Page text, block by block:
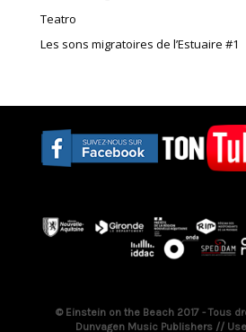
Teatro
Les sons migratoires de l’Estuaire #1
© Einstein on the Beach 2017 - Tous
Dunvagen Music Publishers //